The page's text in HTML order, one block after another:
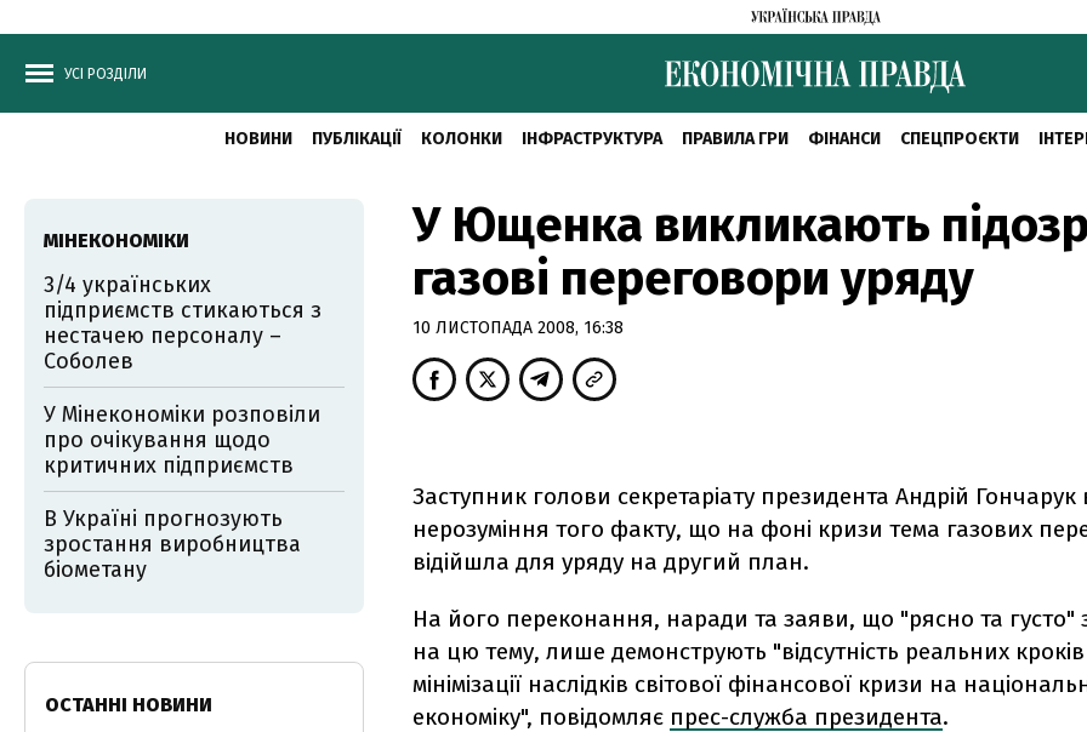
УСІ РОЗДІЛИ
НОВИНИ ПУБЛІКАЦІЇ КОЛОНКИ ІНФРАСТРУКТУРА ПРАВИЛА ГРИ ФІНАНСИ СПЕЦПРОЄКТИ
У Ющенка викликають
газові переговори уряду
10 ЛИСТОПАДА 2008, 16:38
Заступник голови секретаріату президента Андрій
нерозуміння того факту, що на фоні кризи тема газових
відійшла для уряду на другий план.
На його переконання, наради та заяви, що "рясно та густо"
на цю тему, лише демонструють "відсутність реальних кроків
мінімізації наслідків світової фінансової кризи на
економіку", повідомляє прес-служба президента.
МІНЕКОНОМІКИ
3/4 українських
підприємств стикаються з
нестачею персоналу –
Соболев
У Мінекономіки розповіли
про очікування щодо
критичних підприємств
В Україні прогнозують
зростання виробництва
біометану
ОСТАННІ НОВИНИ